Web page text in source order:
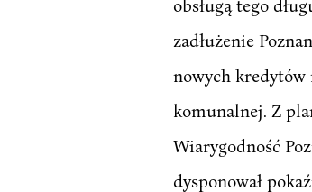
obsługą tego
zadłużenie
nowych kredytów
komunalnej. Z
Wiarygodność
dysponował